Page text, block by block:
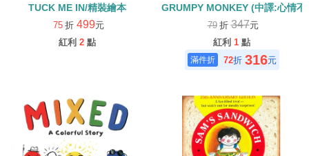
TUCK ME IN/精裝繪本
75 折 499元
紅利 2 點
GRUMPY MONKEY (中譯:心情
79 折347元
紅利 1 點
72折 316元